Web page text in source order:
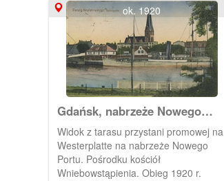
ok. 1920
Gdańsk, nabrzeże Nowego
Portu
Widok z tarasu przystani promowej na
Westerplatte na nabrzeże Nowego
Portu. Pośrodku kościół
Wniebowstąpienia. Obieg 1920 r.